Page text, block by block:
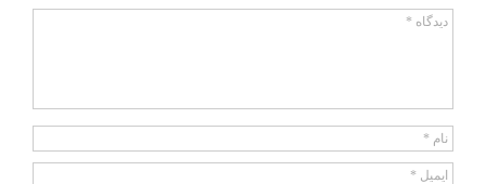
دیدگاه *
نام *
ایمیل *